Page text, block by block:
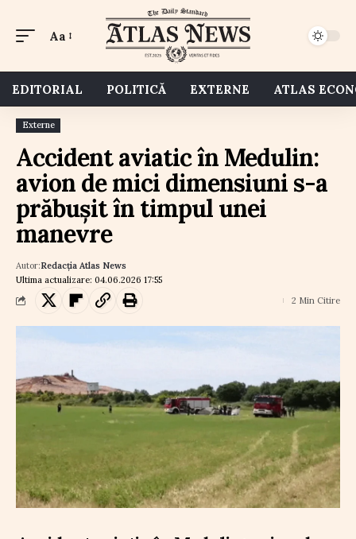
Aa
EDITORIAL POLITICĂ EXTERNE ATLAS
Externe
Accident aviatic în Medulin:
avion de mici dimensiuni s-a
prăbușit în timpul unei
manevre
Ultima actualizare: 04.06.2026 17:55
Autor:Redacția Atlas News
2 Min Citire